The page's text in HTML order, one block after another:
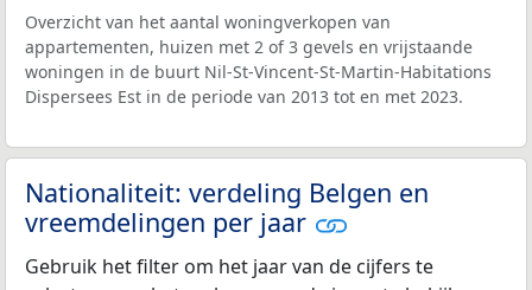
Overzicht van het aantal woningverkopen van
appartementen, huizen met 2 of 3 gevels en vrijstaande
woningen in de buurt Nil-St-Vincent-St-Martin-Habitations
Dispersees Est in de periode van 2013 tot en met 2023.
Nationaliteit: verdeling Belgen en
vreemdelingen per jaar
Gebruik het filter om het jaar van de cijfers te